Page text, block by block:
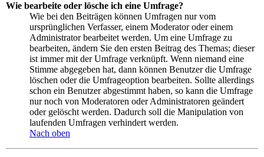
Wie bearbeite oder lösche ich eine Umfrage?
Wie bei den Beiträgen können Umfragen nur vom
ursprünglichen Verfasser, einem Moderator oder einem
Administrator bearbeitet werden. Um eine Umfrage zu
bearbeiten, ändern Sie den ersten Beitrag des Themas; dieser
ist immer mit der Umfrage verknüpft. Wenn niemand eine
Stimme abgegeben hat, dann können Benutzer die Umfrage
löschen oder die Umfrageoption bearbeiten. Sollte allerdings
schon ein Benutzer abgestimmt haben, so kann die Umfrage
nur noch von Moderatoren oder Administratoren geändert
oder gelöscht werden. Dadurch soll die Manipulation von
laufenden Umfragen verhindert werden.
Nach oben